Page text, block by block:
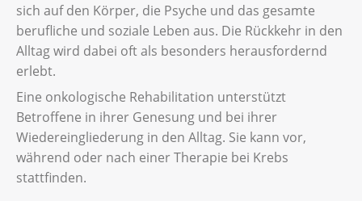
sich auf den Körper, die Psyche und das gesamte
berufliche und soziale Leben aus. Die Rückkehr in den
Alltag wird dabei oft als besonders herausfordernd
erlebt.
Eine onkologische Rehabilitation unterstützt
Betroffene in ihrer Genesung und bei ihrer
Wiedereingliederung in den Alltag. Sie kann vor,
während oder nach einer Therapie bei Krebs
stattfinden.